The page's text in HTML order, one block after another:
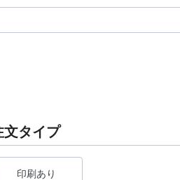
文タイプ
印刷あり